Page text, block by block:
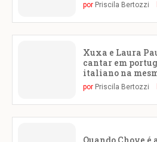
por Priscila Bertozzi
Xuxa e Laura
cantar em
italiano na
por Priscila Bertozzi